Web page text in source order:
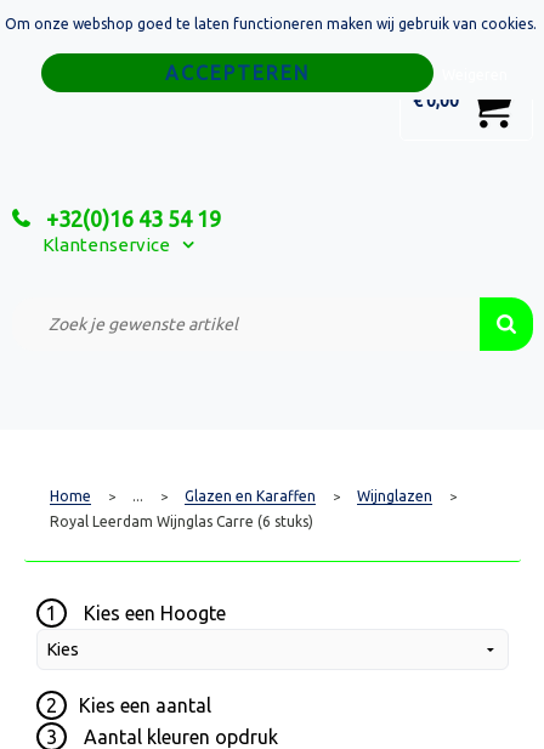
€ 0,00
+32(0)16 43 54 19
Klantenservice
Home
Relatiegeschenken
Custom Made Projecten
Home > ... > Glazen en Karaffen > Wijnglazen >
Royal Leerdam Wijnglas Carre (6 stuks)
1 Kies een Hoogte
2 Kies een aantal
3
Aantal kleuren opdruk
Om onze webshop goed te laten functioneren maken wij gebruik van cookies.